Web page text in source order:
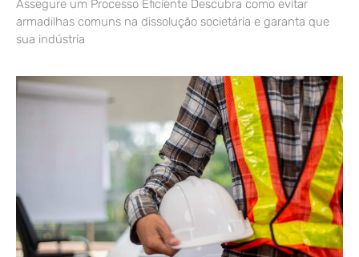
Assegure um Processo Eficiente Descubra como evitar
armadilhas comuns na dissolução societária e garanta que
sua indústria